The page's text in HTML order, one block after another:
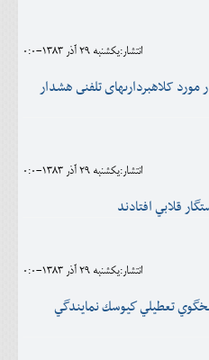
انتشار:يکشنبه 29 آذر 1383-0:0
مورد کلاهبردارىهاى تلفنى هشدار
انتشار:يکشنبه 29 آذر 1383-0:0
انتشار:يکشنبه 29 آذر 1383-0:0
تعطيلي كيوسك نمايندگي